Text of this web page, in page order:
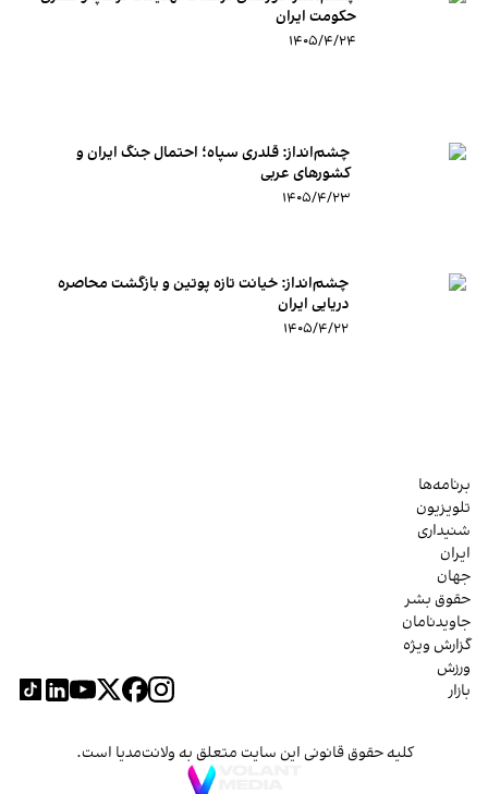
حکومت ایران
۱۴۰۵/۴/۲۴
چشم‌انداز:‌ قلدری سپاه؛ احتمال جنگ ایران و
کشورهای عربی
۱۴۰۵/۴/۲۳
چشم‌انداز: خیانت تازه پوتین و بازگشت محاصره
دریایی ایران
۱۴۰۵/۴/۲۲
برنامه‌ها
تلویزیون
شنیداری
ایران
جهان
حقوق بشر
جاویدنامان
گزارش ویژه
ورزش
بازار
کلیه حقوق قانونی این سایت متعلق به ولانت‌مدیا است.